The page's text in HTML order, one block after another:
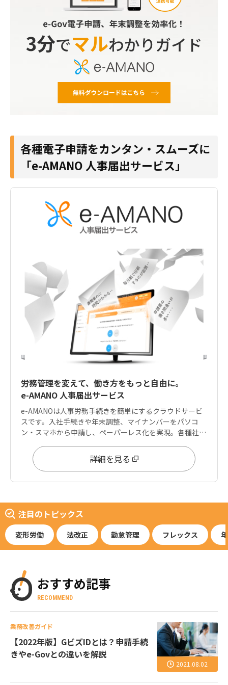
各種電子申請をカンタン・スムーズに
「e-AMANO 人事届出サービス」
労務管理を変えて、働き方をもっと自由に。
e-AMANO 人事届出サービス
e-AMANOは人事労務手続きを簡単にするクラウドサービ
スです。入社手続きや年末調整、マイナンバーをパソコ
ン・スマホから申請し、ペーパーレス化を実現。各種社会
詳細を見る
注目のトピックス
変形労働 法改正 勤怠管理 フレックス
おすすめ記事
RECOMMEND
2021.08.02
業務改善ガイド
【2022年版】GビズIDとは？申請手続
きやe-Govとの違いを解説